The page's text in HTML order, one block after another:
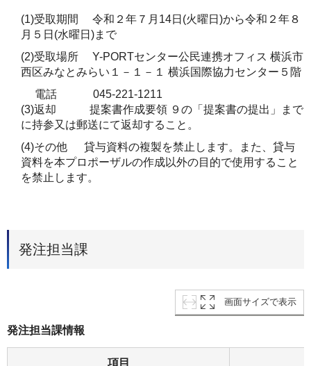
(1)受取期間 令和２年７月14日(火曜日)から令和２年８
月５日(水曜日)まで
(2)受取場所 Y-PORTセンター公民連携オフィス 横浜市
西区みなとみらい１－１－１ 横浜国際協力センター５階
電話 045-221-1211
(3)返却 提案書作成要領 ９の「提案書の提出」まで
に持参又は郵送にて返却すること。
(4)その他 貸与資料の複製を禁止します。また、貸与
資料を本プロポーザルの作成以外の目的で使用すること
を禁止します。
発注担当課
画面サイズで表示
発注担当課情報
項目